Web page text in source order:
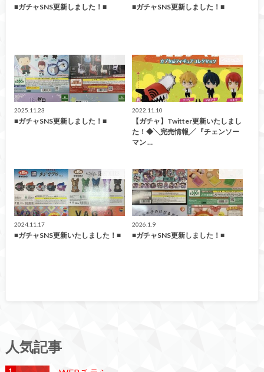
■ガチャSNS更新しました！■ ■ガチャSNS更新しました！■
2025.11.23
■ガチャSNS更新しました！■
2022.11.10
【ガチャ】Twitter更新いたしまし
た！◆╲完売情報╱ 『チェンソー
マン …
2024.11.17
■ガチャSNS更新いたしました！■
2026.1.9
■ガチャSNS更新しました！■
人気記事